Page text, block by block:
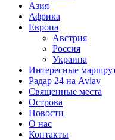
Азия
Африка
Европа
Австрия
Россия
Украина
Интересные
Радар 24 на Aviav
Священные места
Острова
Новости
О нас
Контакты